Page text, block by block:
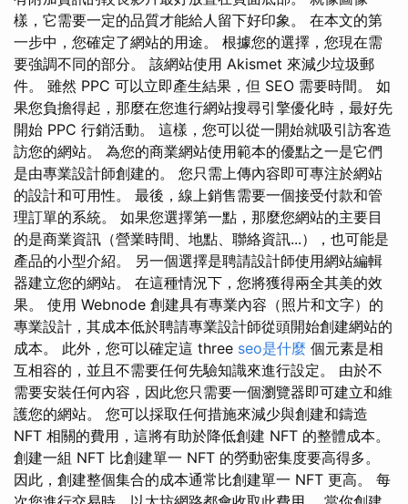
樣，它需要一定的品質才能給人留下好印象。 在本文的第
一步中，您確定了網站的用途。 根據您的選擇，您現在需
要強調不同的部分。 該網站使用 Akismet 來減少垃圾郵
件。 雖然 PPC 可以立即產生結果，但 SEO 需要時間。 如
果您負擔得起，那麼在您進行網站搜尋引擎優化時，最好先
開始 PPC 行銷活動。 這樣，您可以從一開始就吸引訪客造
訪您的網站。 為您的商業網站使用範本的優點之一是它們
是由專業設計師創建的。 您只需上傳內容即可專注於網站
的設計和可用性。 最後，線上銷售需要一個接受付款和管
理訂單的系統。 如果您選擇第一點，那麼您網站的主要目
的是商業資訊（營業時間、地點、聯絡資訊...），也可能是
產品的小型介紹。 另一個選擇是聘請設計師使用網站編輯
器建立您的網站。 在這種情況下，您將獲得兩全其美的效
果。 使用 Webnode 創建具有專業內容（照片和文字）的
專業設計，其成本低於聘請專業設計師從頭開始創建網站的
成本。 此外，您可以確定這 three seo是什麼 個元素是相
互相容的，並且不需要任何先驗知識來進行設定。 由於不
需要安裝任何內容，因此您只需要一個瀏覽器即可建立和維
護您的網站。 您可以採取任何措施來減少與創建和鑄造
NFT 相關的費用，這將有助於降低創建 NFT 的整體成本。
創建一組 NFT 比創建單一 NFT 的勞動密集度要高得多。
因此，創建整個集合的成本通常比創建單一 NFT 更高。 每